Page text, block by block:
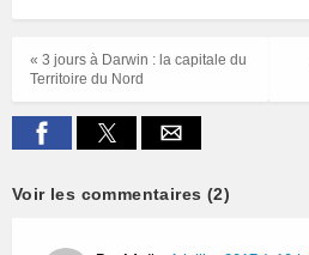
« 3 jours à Darwin : la capitale du
Territoire du Nord
Voir les commentaires (2)